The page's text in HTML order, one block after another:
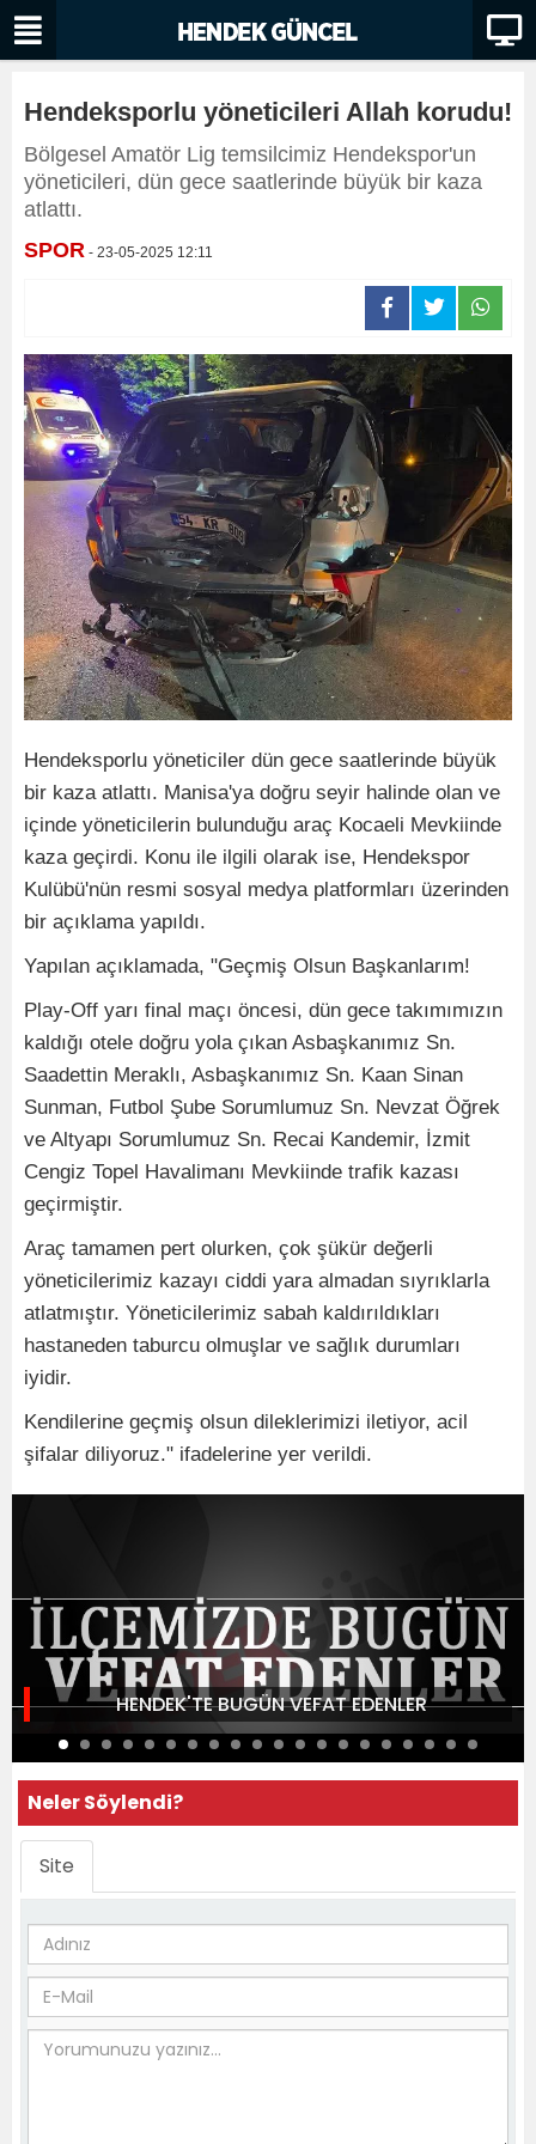
Hendeksporlu yöneticileri Allah korudu!
Bölgesel Amatör Lig temsilcimiz Hendekspor'un
yöneticileri, dün gece saatlerinde büyük bir kaza
atlattı.
SPOR - 23-05-2025 12:11
Hendeksporlu yöneticiler dün gece saatlerinde büyük
bir kaza atlattı. Manisa'ya doğru seyir halinde olan ve
içinde yöneticilerin bulunduğu araç Kocaeli Mevkiinde
kaza geçirdi. Konu ile ilgili olarak ise, Hendekspor
Kulübü'nün resmi sosyal medya platformları üzerinden
bir açıklama yapıldı.
Yapılan açıklamada, "Geçmiş Olsun Başkanlarım!
Play-Off yarı final maçı öncesi, dün gece takımımızın
kaldığı otele doğru yola çıkan Asbaşkanımız Sn.
Saadettin Meraklı, Asbaşkanımız Sn. Kaan Sinan
Sunman, Futbol Şube Sorumlumuz Sn. Nevzat Öğrek
ve Altyapı Sorumlumuz Sn. Recai Kandemir, İzmit
Cengiz Topel Havalimanı Mevkiinde trafik kazası
geçirmiştir.
Araç tamamen pert olurken, çok şükür değerli
yöneticilerimiz kazayı ciddi yara almadan sıyrıklarla
atlatmıştır. Yöneticilerimiz sabah kaldırıldıkları
hastaneden taburcu olmuşlar ve sağlık durumları
iyidir.
Kendilerine geçmiş olsun dileklerimizi iletiyor, acil
şifalar diliyoruz." ifadelerine yer verildi.
HENDEK'TE BUGÜN VEFAT EDENLER
Neler Söylendi?
Site